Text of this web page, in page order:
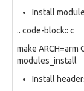
Install
.. code-block:: c
make ARCH=arm
modules_install
Install